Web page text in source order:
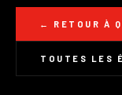
← RETOUR À
TOUTES LES